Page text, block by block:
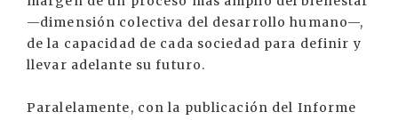
—dimensión colectiva del desarrollo humano—,
de la capacidad de cada sociedad para definir y
llevar adelante su futuro.
Paralelamente, con la publicación del Informe